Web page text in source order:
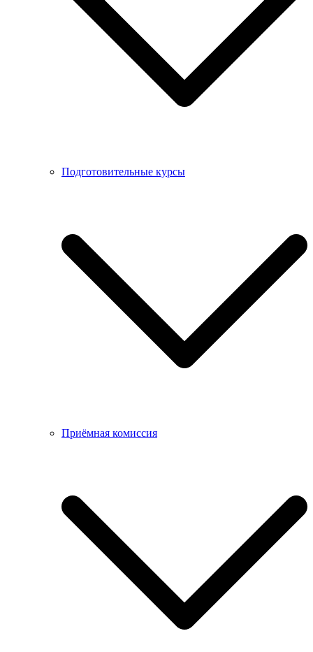
Подготовительные курсы
Приёмная комиссия